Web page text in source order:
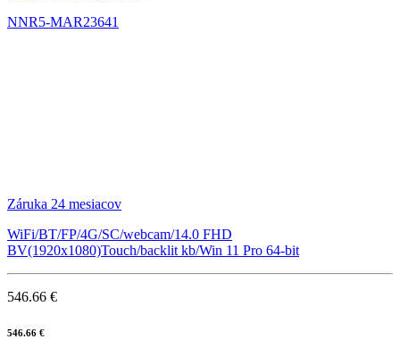
NNR5-MAR23641
Záruka 24 mesiacov
WiFi/BT/FP/4G/SC/webcam/14.0 FHD
BV(1920x1080)Touch/backlit kb/Win 11 Pro 64-bit
546.66 €
546.66 €